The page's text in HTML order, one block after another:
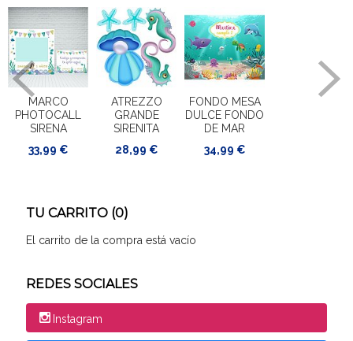
TU CARRITO (0)
El carrito de la compra está vacío
REDES SOCIALES
Instagram
MARCO
PHOTOCALL
SIRENA
33,99 €
ATREZZO
GRANDE
SIRENITA
28,99 €
FONDO MESA
DULCE FONDO
DE MAR
34,99 €